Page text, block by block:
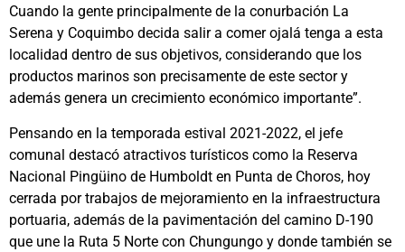
Cuando la gente principalmente de la conurbación La
Serena y Coquimbo decida salir a comer ojalá tenga a esta
localidad dentro de sus objetivos, considerando que los
productos marinos son precisamente de este sector y
además genera un crecimiento económico importante”.
Pensando en la temporada estival 2021-2022, el jefe
comunal destacó atractivos turísticos como la Reserva
Nacional Pingüino de Humboldt en Punta de Choros, hoy
cerrada por trabajos de mejoramiento en la infraestructura
portuaria, además de la pavimentación del camino D-190
que une la Ruta 5 Norte con Chungungo y donde también se